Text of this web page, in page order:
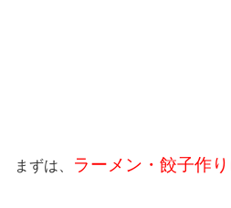
まずは、 ラーメン・餃子作り